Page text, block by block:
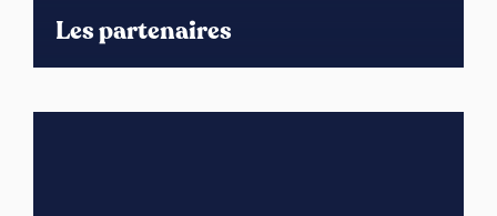
Les partenaires